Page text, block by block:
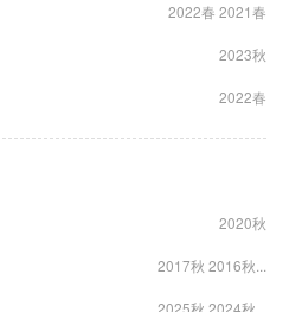
2022春 2021春
2023秋
2022春
2020秋
2017秋 2016秋...
2025秋 2024秋...